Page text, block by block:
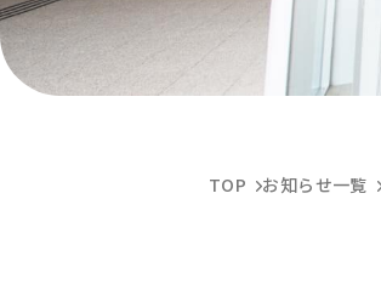
TOP お知らせ一覧